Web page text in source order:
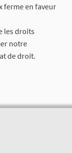
ferme en faveur
les droits
notre
de droit.